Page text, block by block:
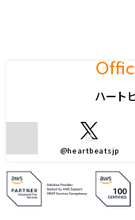
ハート
@heartbeatsjp